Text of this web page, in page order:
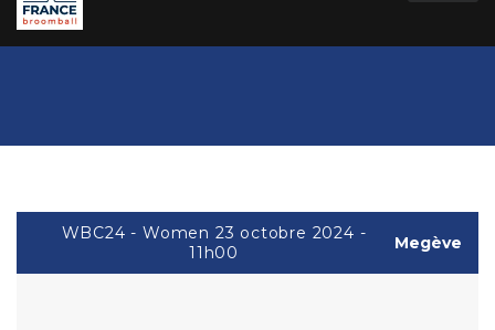
WBC24 - Women 23 octobre 2024 -
11h00
Megève